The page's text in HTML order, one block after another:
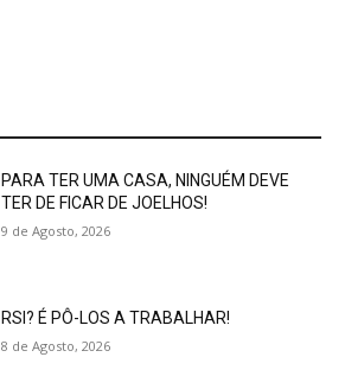
PARA TER UMA CASA, NINGUÉM DEVE
TER DE FICAR DE JOELHOS!
9 de Agosto, 2026
RSI? É PÔ-LOS A TRABALHAR!
8 de Agosto, 2026